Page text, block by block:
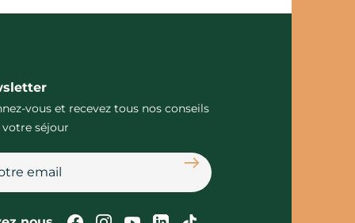
vous et recevez tous nos conseils
séjour
S'abonner